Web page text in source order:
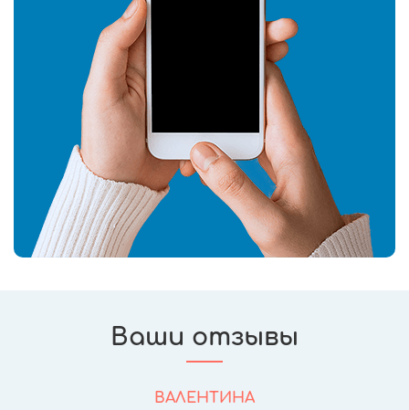
Ваши отзывы
ВАЛЕНТИНА